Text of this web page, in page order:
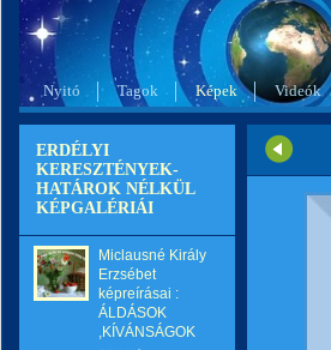
Nyitó Tagok Képek Videók
ERDÉLYI
KERESZTÉNYEK-
HATÁROK NÉLKÜL
KÉPGALÉRIÁI
Miclausné Király
Erzsébet
képreírásai :
ÁLDÁSOK
,KÍVÁNSÁGOK